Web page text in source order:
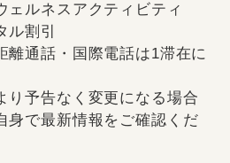
ェルネスアクティビティ
ル割引
離通話・国際電話は1滞在に
予告なく変更になる場合
身で最新情報をご確認くだ